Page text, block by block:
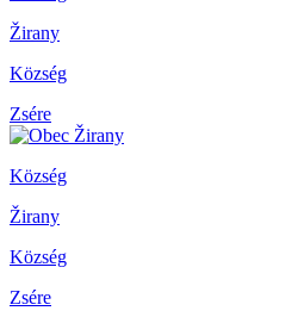
Žirany
Község
Zsére
Község
Žirany
Község
Zsére